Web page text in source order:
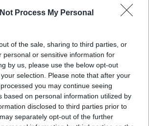
Process My Personal
of the sale, sharing to third parties, or
personal or sensitive information for
by us, please use the below opt-out
selection. Please note that after your
you may continue seeing
based on personal information utilized by
disclosed to third parties prior to
separately opt-out of the further
en esta nueva fase de
estrategias de marketing
del viajero internacional,
Alaska no solo se expanda, sino
en el competitivo paisaje
listo para ver cómo se
emocionante historia en los